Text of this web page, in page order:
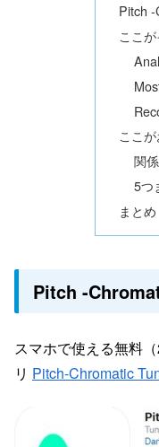
Pitch
ここが
ここが
関
5つ
まとめ
Pitch -
スマホで使える無料
リ Pitch-Chromatic